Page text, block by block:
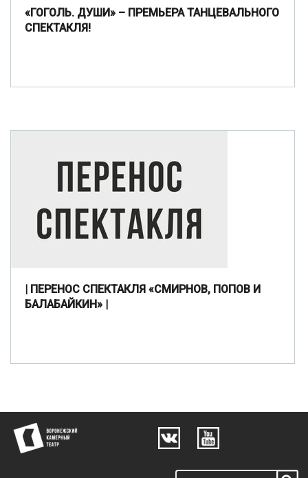
«ГОГОЛЬ. ДУШИ» – ПРЕМЬЕРА ТАНЦЕВАЛЬНОГО
СПЕКТАКЛЯ!
| ПЕРЕНОС СПЕКТАКЛЯ «СМИРНОВ, ПОПОВ И
БАЛАБАЙКИН» |